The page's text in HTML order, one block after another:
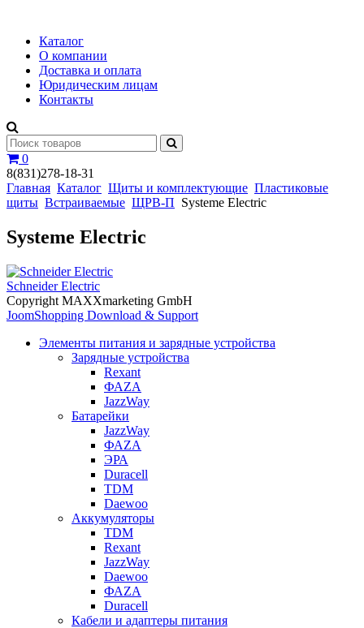
Каталог
О компании
Доставка и оплата
Юридическим лицам
Контакты
0
8(831)278-18-31
Главная Каталог Щиты и комплектующие Пластиковые
щиты Встраиваемые ЩРВ-П Systeme Electric
Systeme Electric
Schneider Electric
Copyright MAXXmarketing GmbH
JoomShopping Download & Support
Элементы питания и зарядные устройства
Зарядные устройства
Rexant
ФАZА
JazzWay
Батарейки
JazzWay
ФАZА
ЭРА
Duracell
TDM
Daewoo
Аккумуляторы
TDM
Rexant
JazzWay
Daewoo
ФАZА
Duracell
Кабели и адаптеры питания